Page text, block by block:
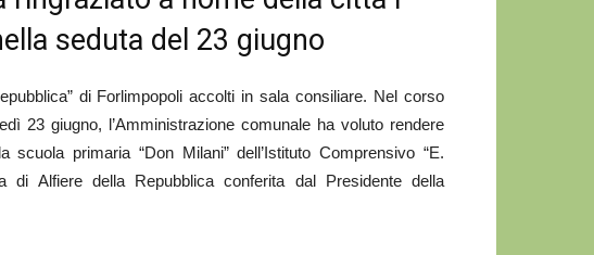
seduta del 23 giugno
di Forlimpopoli accolti in sala consiliare. Nel corso
23 giugno, l’Amministrazione comunale ha voluto rendere
primaria “Don Milani” dell’Istituto Comprensivo “E.
di Alfiere della Repubblica conferita dal Presidente della